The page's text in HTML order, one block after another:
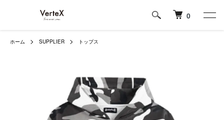
0
ホーム SUPPLIER トップス